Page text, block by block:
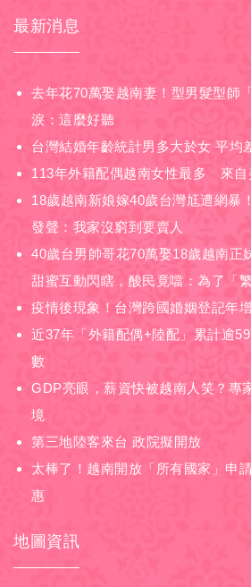
最新消息
去年花70萬娶越南妻！型男髮型師
淚：這麼好聽
台灣結婚年齡統計男多大於女 平均
113年外籍配偶越南女性最多 來自
18歲越南新娘嫁40歲台灣尪遭網暴
發聲：我家沒窮到要賣人
40歲台男帥哥花70萬娶18歲越南正
甜蜜互動閃瞎，酸民竟噹：為了「
疫情後現象！台灣跨國婚姻登記年
近37年「外籍配偶+陸配」累計逾
數
GDP亮眼，薪資快被越南人笑？專
境
第三地陸客來台 政院擬開放
太棒了！越南開放「所有國家」申
惠
地圖資訊